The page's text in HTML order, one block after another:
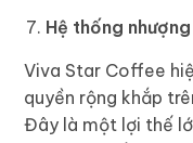
Hệ thống
Viva Star Coffee
quyền rộng khắp
Đây là một lợi thế